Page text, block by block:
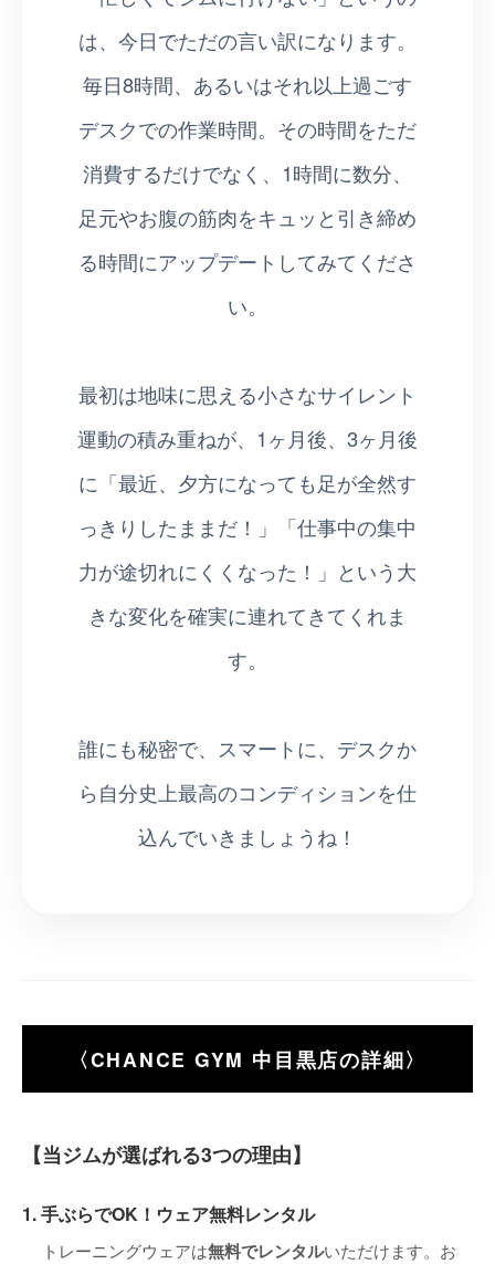
は、今日でただの言い訳になります。
毎日8時間、あるいはそれ以上過ごす
デスクでの作業時間。その時間をただ
消費するだけでなく、1時間に数分、
足元やお腹の筋肉をキュッと引き締め
る時間にアップデートしてみてくださ
い。
最初は地味に思える小さなサイレント
運動の積み重ねが、1ヶ月後、3ヶ月後
に「最近、夕方になっても足が全然す
っきりしたままだ！」「仕事中の集中
力が途切れにくくなった！」という大
きな変化を確実に連れてきてくれま
す。
誰にも秘密で、スマートに、デスクか
ら自分史上最高のコンディションを仕
込んでいきましょうね！
〈CHANCE GYM 中目黒店の詳細〉
【当ジムが選ばれる3つの理由】
1. 手ぶらでOK！ウェア無料レンタル
トレーニングウェアは無料でレンタルいただけます。お